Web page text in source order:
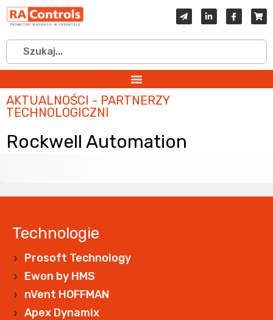
AKTUALNOŚCI - PARTNERZY
TECHNOLOGICZNI
Rockwell Automation
Technologie
Prosoft Technology
Ewon by HMS
nVent HOFFMAN
Apex Dynamix